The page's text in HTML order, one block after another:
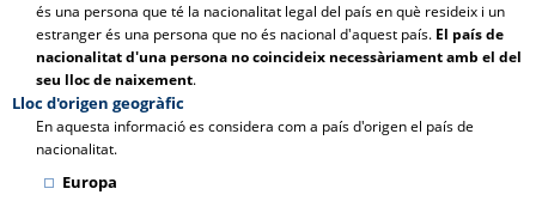
és una persona que té la nacionalitat legal del país en què resideix i un
estranger és una persona que no és nacional d'aquest país. El país de
nacionalitat d'una persona no coincideix necessàriament amb el del
seu lloc de naixement.
Lloc d'origen geogràfic
En aquesta informació es considera com a país d'origen el país de
nacionalitat.
Europa